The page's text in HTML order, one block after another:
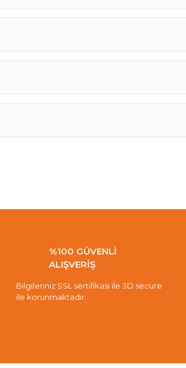
%100 GÜVENLİ
ALIŞVERİŞ
Bilgileriniz SSL sertifikası ile 3D secure
ile korunmaktadır.